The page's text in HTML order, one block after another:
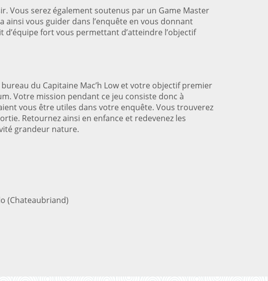
Vous serez également soutenus par un Game Master
vous guider dans l’enquête en vous donnant
fort vous permettant d’atteindre l’objectif
du Capitaine Mac’h Low et votre objectif premier
Votre mission pendant ce jeu consiste donc à
vous être utiles dans votre enquête. Vous trouverez
Retournez ainsi en enfance et redevenez les
grandeur nature.
(Chateaubriand)